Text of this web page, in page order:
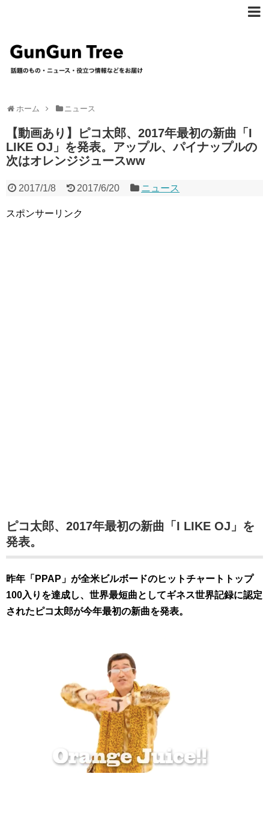
ホーム ニュース
【動画あり】ピコ太郎、2017年最初の新曲「I
LIKE OJ」を発表。アップル、パイナップルの
次はオレンジジュースww
2017/1/8 2017/6/20 ニュース
スポンサーリンク
ピコ太郎、2017年最初の新曲「I LIKE OJ」を
発表。
昨年「PPAP」が全米ビルボードのヒットチャートトップ
100入りを達成し、世界最短曲としてギネス世界記録に認定
されたピコ太郎が今年最初の新曲を発表。